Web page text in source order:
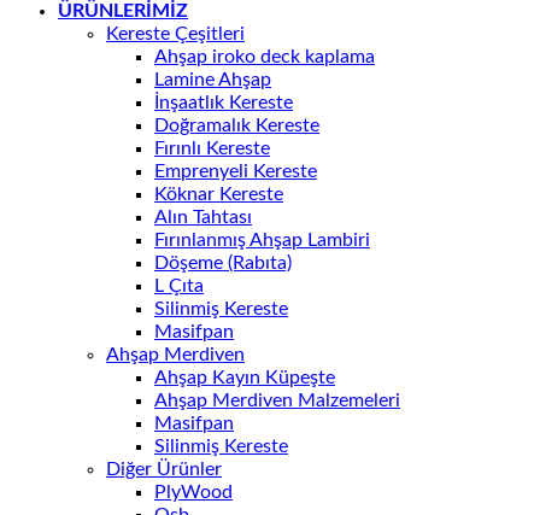
ÜRÜNLERİMİZ
Kereste Çeşitleri
Ahşap iroko deck kaplama
Lamine Ahşap
İnşaatlık Kereste
Doğramalık Kereste
Fırınlı Kereste
Emprenyeli Kereste
Köknar Kereste
Alın Tahtası
Fırınlanmış Ahşap Lambiri
Döşeme (Rabıta)
L Çıta
Silinmiş Kereste
Masifpan
Ahşap Merdiven
Ahşap Kayın Küpeşte
Ahşap Merdiven Malzemeleri
Masifpan
Silinmiş Kereste
Diğer Ürünler
PlyWood